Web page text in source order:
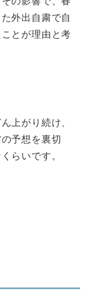
外出自粛で自
とが理由と考
上がり続け、
予想を裏切
らいです。